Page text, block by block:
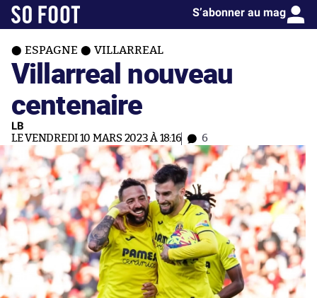
S’abonner au mag
ESPAGNE VILLARREAL
Villarreal nouveau
centenaire
LB
LE VENDREDI 10 MARS 2023 À 18:16 6